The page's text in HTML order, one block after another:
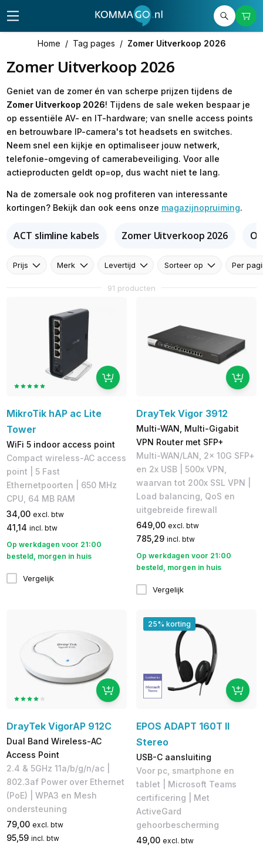
Home / Tag pages / Zomer Uitverkoop 2026
Zomer Uitverkoop 2026
Geniet van de zomer én van scherpe prijzen tijdens de
Zomer Uitverkoop 2026! Tijdens de sale weken bespaar je
op essentiële AV- en IT-hardware; van snelle access points
en betrouwbare IP-camera's tot headsets en switches.
Neem snel een kijkje en optimaliseer jouw netwerk,
telefonie-omgeving of camerabeveiliging. Voor alle
actieproducten geldt op=op, dus wacht niet te lang.
Na de zomersale ook nog profiteren van interessante
kortingen? Bekijk dan ook eens onze magazijnopruiming.
ACT slimline kabels Zomer Uitverkoop 2026
Prijs Merk Levertijd Sorteer op Per
91 producten
MikroTik hAP ac Lite
Tower
WiFi 5 indoor access point
Compact wireless-AC access
point | 5 Fast
Ethernetpoorten | 650 MHz
CPU, 64 MB RAM
34,00 excl. btw
41,14 incl. btw
Op werkdagen voor 21:00
besteld, morgen in huis
Vergelijk
DrayTek Vigor 3912
Multi-WAN, Multi-Gigabit
VPN Router met SFP+
Multi-WAN/LAN, 2x 10G SFP+
en 2x USB | 500x VPN,
waarvan tot 200x SSL VPN |
Load balancing, QoS en
uitgebreide firewall
649,00 excl. btw
785,29 incl. btw
Op werkdagen voor 21:00
besteld, morgen in huis
Vergelijk
DrayTek VigorAP 912C
Dual Band Wireless-AC
Access Point
2.4 & 5GHz 11a/b/g/n/ac |
802.3af Power over Ethernet
(PoE) | WPA3 en Mesh
ondersteuning
79,00 excl. btw
95,59 incl. btw
25% korting
EPOS ADAPT 160T II
Stereo
USB-C aansluiting
V​oor pc, smartphone en
tablet | Microsoft Teams
certificering | Met
ActiveGard
gehoorbescherming
49,00 excl. btw